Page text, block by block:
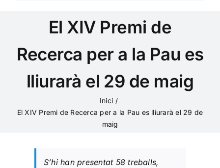
El XIV Premi de
Recerca per a la Pau es
lliurarà el 29 de maig
Inici
El XIV Premi de Recerca per a la Pau es lliurarà el 29 de
maig
S’hi han presentat 58 treballs,